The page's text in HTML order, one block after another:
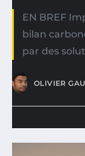
EN BREF
bilan
par des
OLIVIER